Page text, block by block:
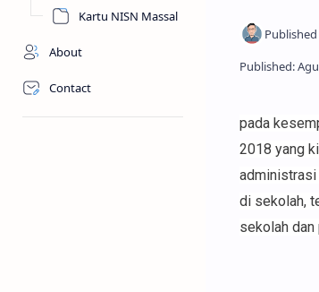
Kartu NISN Massal
About
Contact
pada
2018 yang
administrasi
di sekolah,
sekolah